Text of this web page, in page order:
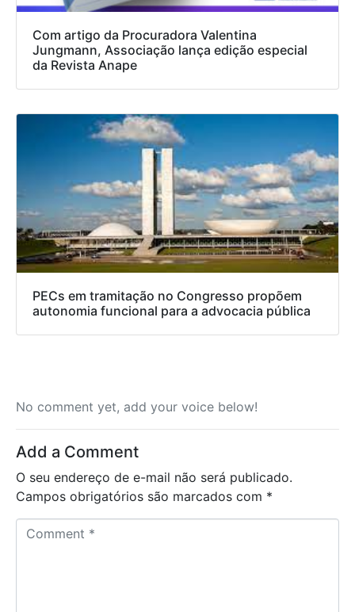
Com artigo da Procuradora Valentina
Jungmann, Associação lança edição especial
da Revista Anape
PECs em tramitação no Congresso propõem
autonomia funcional para a advocacia pública
No comment yet, add your voice below!
Add a Comment
O seu endereço de e-mail não será publicado.
Campos obrigatórios são marcados com *